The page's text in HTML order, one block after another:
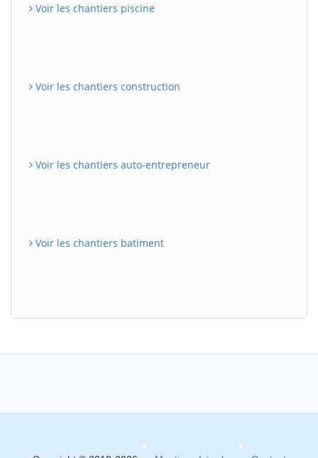
Voir les chantiers piscine
Voir les chantiers construction
Voir les chantiers auto-entrepreneur
Voir les chantiers batiment